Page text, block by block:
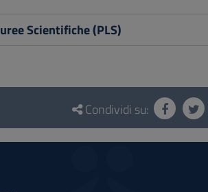
Scientifiche (PLS)
Condividi su: